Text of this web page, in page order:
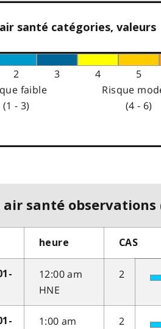
santé catégories, valeurs
2 3 4 5
faible
(1 - 3)
Risque
(4 - 6)
air santé observations
heure CAS
12:00 am
HNE
2
1:00 am
2